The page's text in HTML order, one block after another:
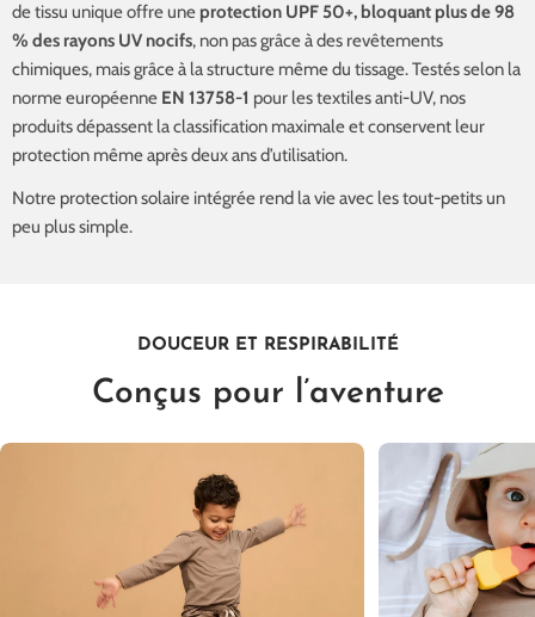
de tissu unique offre une protection UPF 50+, bloquant plus de 98
% des rayons UV nocifs, non pas grâce à des revêtements
chimiques, mais grâce à la structure même du tissage. Testés selon la
norme européenne EN 13758-1 pour les textiles anti-UV, nos
produits dépassent la classification maximale et conservent leur
protection même après deux ans d’utilisation.
Notre protection solaire intégrée rend la vie avec les tout-petits un
peu plus simple.
DOUCEUR ET RESPIRABILITÉ
Conçus pour l’aventure